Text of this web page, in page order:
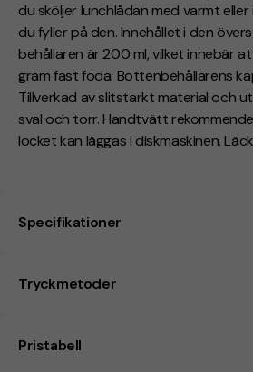
du sköljer lunchlådan med varmt
du fyller på den. Innehållet i den
behållaren är 200 ml, vilket innebär
gram fast föda. Bottenbehållarens
Tillverkad av slitstarkt material och
sval och torr. Handtvätt
locket kan läggas i diskmaskinen.
Specifikationer
Tryckmetoder
Pristabell